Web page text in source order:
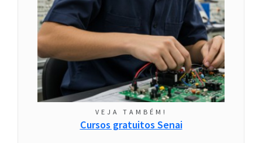
VEJA TAMBÉM!
Cursos gratuitos Senai